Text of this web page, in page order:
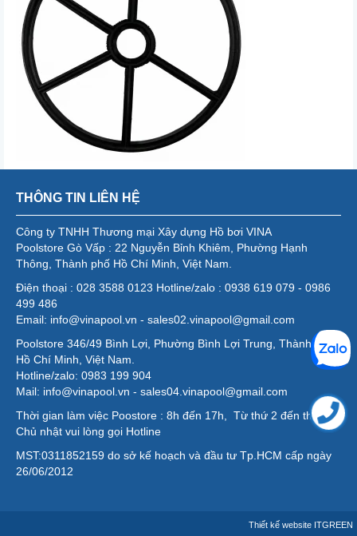
THÔNG TIN LIÊN HỆ
Công ty TNHH Thương mại Xây dựng Hồ bơi VINA
Poolstore Gò Vấp : 22 Nguyễn Bỉnh Khiêm, Phường Hạnh
Thông, Thành phố Hồ Chí Minh, Việt Nam.
Điện thoại : 028 3588 0123 Hotline/zalo : 0938 619 079 - 0986
499 486
Email: info@vinapool.vn - sales02.vinapool@gmail.com
Poolstore 346/49 Bình Lợi, Phường Bình Lợi Trung, Thành phố
Hồ Chí Minh, Việt Nam.
Hotline/zalo: 0983 199 904
Mail: info@vinapool.vn - sales04.vinapool@gmail.com
Thời gian làm việc Poostore : 8h đến 17h, Từ thứ 2 đến thứ 7,
Chủ nhật vui lòng gọi Hotline
MST:0311852159 do sở kế hoạch và đầu tư Tp.HCM cấp ngày
26/06/2012
Thiết kế website ITGREEN